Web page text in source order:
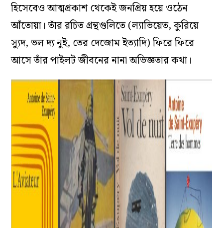
হিসেবেও আত্মপ্রকাশ থেকেই জনপ্রিয় হয়ে ওঠেন
আঁতোয়া। তাঁর রচিত গ্রন্থগুলিতে (ল্যাভিয়েত, কুরিয়ে
স্যুদ, ভল দ্য নুই, তের দেজোম ইত্যাদি) ফিরে ফিরে
আসে তাঁর পাইলট জীবনের নানা অভিজ্ঞতার কথা।